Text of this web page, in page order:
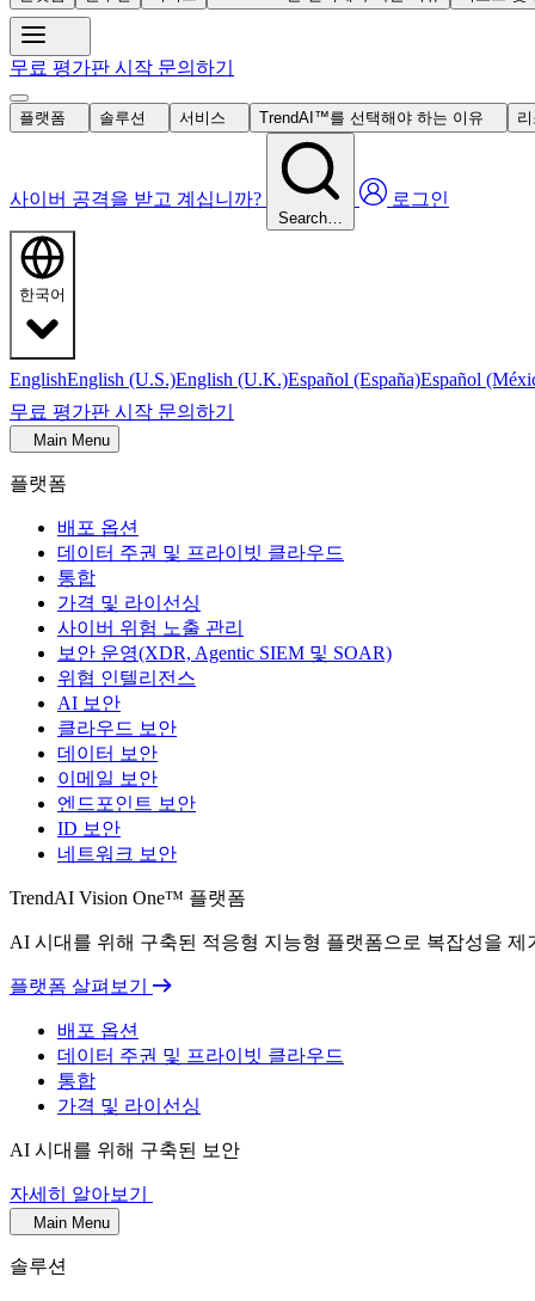
무료 평가판 시작 문의하기
플랫폼 솔루션 서비스 TrendAI™를 선택해야 하는 이유
사이버 공격을 받고 계십니까?
Search…
로그인
한국어
EnglishEnglish (U.S.)English (U.K.)Español (España)Español
무료 평가판 시작 문의하기
Main Menu
플랫폼
배포 옵션
데이터 주권 및 프라이빗 클라우드
통합
가격 및 라이선싱
사이버 위험 노출 관리
보안 운영(XDR, Agentic SIEM 및 SOAR)
위협 인텔리전스
AI 보안
클라우드 보안
데이터 보안
이메일 보안
엔드포인트 보안
ID 보안
네트워크 보안
TrendAI Vision One™ 플랫폼
AI 시대를 위해 구축된 적응형 지능형 플랫폼으로 복잡성을 제
플랫폼 살펴보기
배포 옵션
데이터 주권 및 프라이빗 클라우드
통합
가격 및 라이선싱
AI 시대를 위해 구축된 보안
자세히 알아보기
Main Menu
솔루션